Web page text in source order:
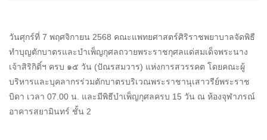
วันศุกร์ที่ 7 พฤศจิกายน 2568 คณะแพทยศาสตร์ศิริราชพยาบาลจัดพิธี
ทำบุญตักบาตรและบำเพ็ญกุศลถวายพระราชกุศลแด่สมเด็จพระนาง
เจ้าสิริกิติ์ฯ ครบ ๑๕ วัน (ปัณรสมวาร) แห่งการสวรรคต โดยคณะผู้
บริหารและบุคลากรร่วมตักบาตรบริเวณพระราชานุเสาวรีย์พระราช
บิดา เวลา 07.00 น. และมีพิธีบำเพ็ญกุศลครบ 15 วัน ณ ห้องจุฬาภรณ์
อาคารสยามินทร์ ชั้น 2